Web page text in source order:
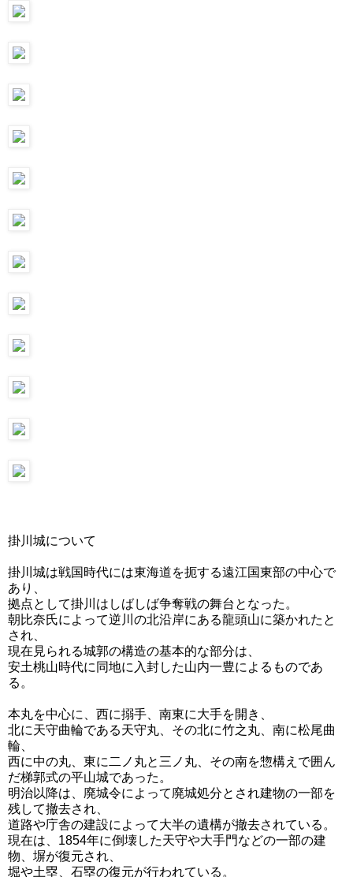
掛川城について
掛川城は戦国時代には東海道を扼する遠江国東部の中心で
あり、
拠点として掛川はしばしば争奪戦の舞台となった。
朝比奈氏によって逆川の北沿岸にある龍頭山に築かれたと
され、
現在見られる城郭の構造の基本的な部分は、
安土桃山時代に同地に入封した山内一豊によるものであ
る。
本丸を中心に、西に搦手、南東に大手を開き、
北に天守曲輪である天守丸、その北に竹之丸、南に松尾曲
輪、
西に中の丸、東に二ノ丸と三ノ丸、その南を惣構えで囲ん
だ梯郭式の平山城であった。
明治以降は、廃城令によって廃城処分とされ建物の一部を
残して撤去され、
道路や庁舎の建設によって大半の遺構が撤去されている。
現在は、1854年に倒壊した天守や大手門などの一部の建
物、塀が復元され、
堀や土塁、石塁の復元が行われている。